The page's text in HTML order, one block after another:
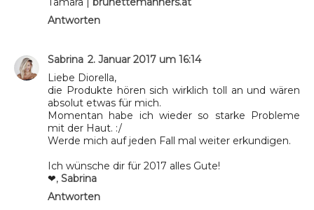
Antworten
Sabrina 2. Januar 2017 um 16:14
Liebe Diorella,
die Produkte hören sich wirklich toll an und wären
absolut etwas für mich.
Momentan habe ich wieder so starke Probleme
mit der Haut. :/
Werde mich auf jeden Fall mal weiter erkundigen.
Ich wünsche dir für 2017 alles Gute!
❤, Sabrina
Antworten